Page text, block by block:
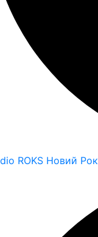
ROKS Новий Рок